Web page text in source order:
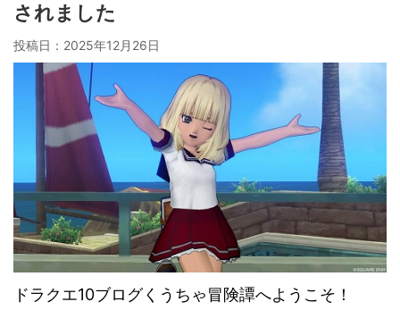
されました
投稿日： 2025年12月26日
ドラクエ10ブログくうちゃ冒険譚へようこそ！